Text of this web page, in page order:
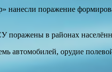
нанесли поражение
поражены в районах
автомобилей, орудие